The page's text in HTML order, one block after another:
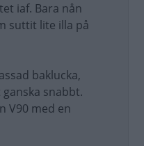
iaf. Bara nån
suttit lite illa på
baklucka,
snabbt.
V90 med en